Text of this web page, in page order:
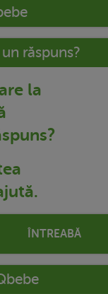
răspuns?
la
ÎNTREABĂ